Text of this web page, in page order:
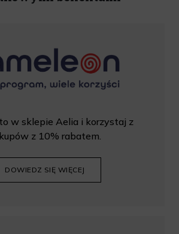
w sklepie Aelia i korzystaj z
z 10% rabatem.
DOWIEDZ SIĘ WIĘCEJ